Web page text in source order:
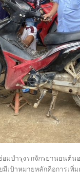
มบำรุงรถจักรยานยนต์
เป้าหมายหลักคือการเ